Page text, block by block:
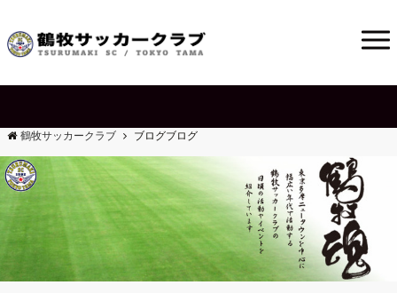
鶴牧サッカークラブ ブログブログ